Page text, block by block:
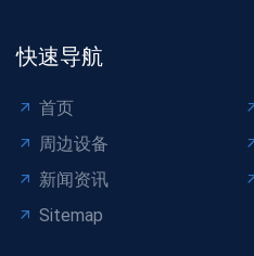
快速导航
首页
周边设备
新闻资讯
Sitemap